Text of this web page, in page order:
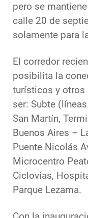
pero se
calle 20 de
solamente para
El corredor
posibilita la
turísticos y otros
ser: Subte
San Martín,
Buenos Aires –
Puente Nicolás
Microcentro
Ciclovías,
Parque Lezama.